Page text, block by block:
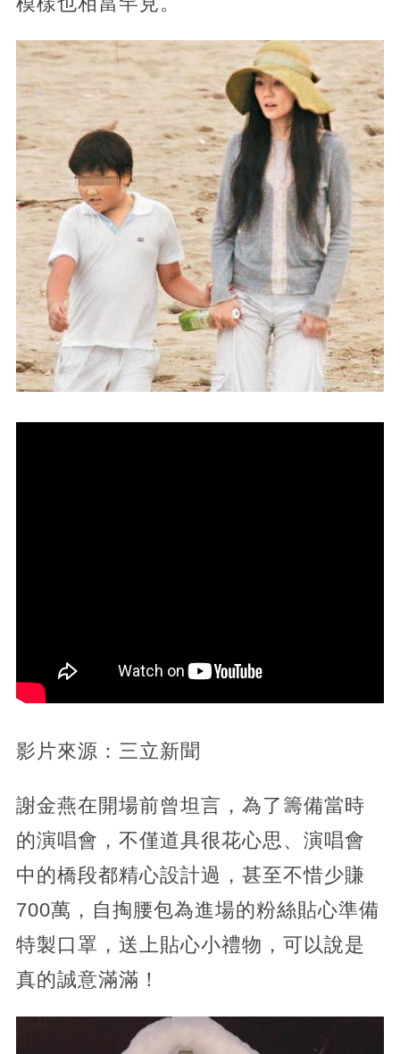
影片來源：三立新聞
謝金燕在開場前曾坦言，為了籌備當時
的演唱會，不僅道具很花心思、演唱會
中的橋段都精心設計過，甚至不惜少賺
700萬，自掏腰包為進場的粉絲貼心準備
特製口罩，送上貼心小禮物，可以說是
真的誠意滿滿！